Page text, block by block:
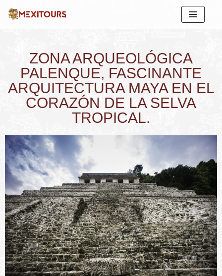
ZONA ARQUEOLÓGICA
PALENQUE, FASCINANTE
ARQUITECTURA MAYA EN EL
CORAZÓN DE LA SELVA
TROPICAL.